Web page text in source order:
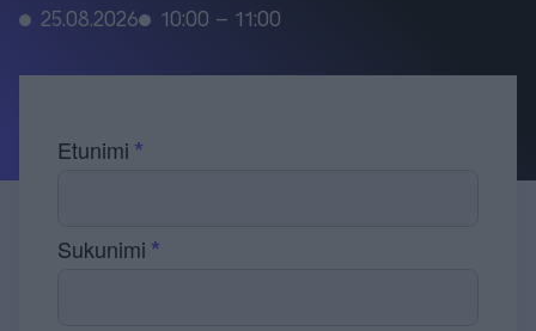
Tilaa Procountor
25.08.2026 10:00 – 11:00
Etunimi
Sukunimi